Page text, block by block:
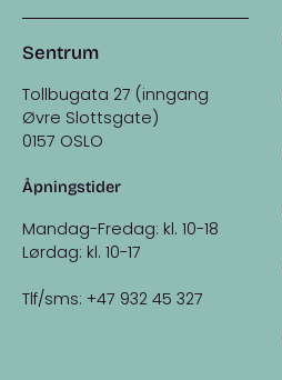
Sentrum
Tollbugata 27 (inngang
Øvre Slottsgate)
0157 OSLO
Åpningstider
Mandag-Fredag: kl. 10-18
Lørdag: kl. 10-17
Tlf/sms: +47 932 45 327